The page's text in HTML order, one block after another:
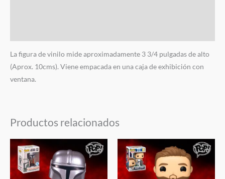
La figura de vinilo mide aproximadamente 3 3/4 pulgadas de alto
(Aprox. 10cms). Viene empacada en una caja de exhibición con
ventana.
Productos relacionados
El
precio
original
era:
$45.00.
precio
actual
es:
$36.00.
El
precio
original
era:
$25.00.
precio
actual
es:
$22.50.